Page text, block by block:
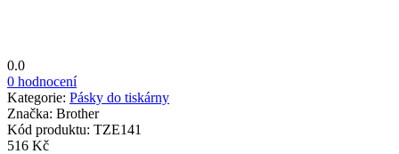
0.0
0 hodnocení
Kategorie: Pásky do tiskárny
Značka: Brother
Kód produktu: TZE141
516 Kč